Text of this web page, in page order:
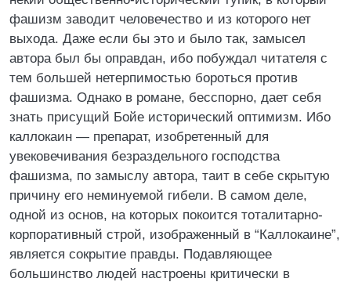
фашизм заводит человечество и из которого нет
выхода. Даже если бы это и было так, замысел
автора был бы оправдан, ибо побуждал читателя с
тем большей нетерпимостью бороться против
фашизма. Однако в романе, бесспорно, дает себя
знать присущий Бойе исторический оптимизм. Ибо
каллокаин — препарат, изобретенный для
увековечивания безраздельного господства
фашизма, по замыслу автора, таит в себе скрытую
причину его неминуемой гибели. В самом деле,
одной из основ, на которых покоится тоталитарно-
корпоративный строй, изображенный в “Каллокаине”,
является сокрытие правды. Подавляющее
большинство людей настроены критически в